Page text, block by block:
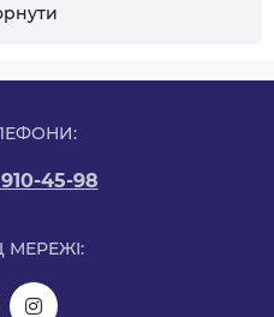
картриджі, рідини з
магазині
впевнені як продукція,
підтримка з боку нашої
моделі за
вейпінгу з нашого
45-98
МЕРЕЖІ: